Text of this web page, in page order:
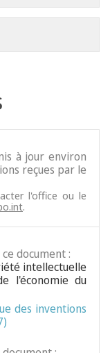
à jour environ
reçues par le
l'office ou le
.
document :
intellectuelle
l'économie du
des inventions